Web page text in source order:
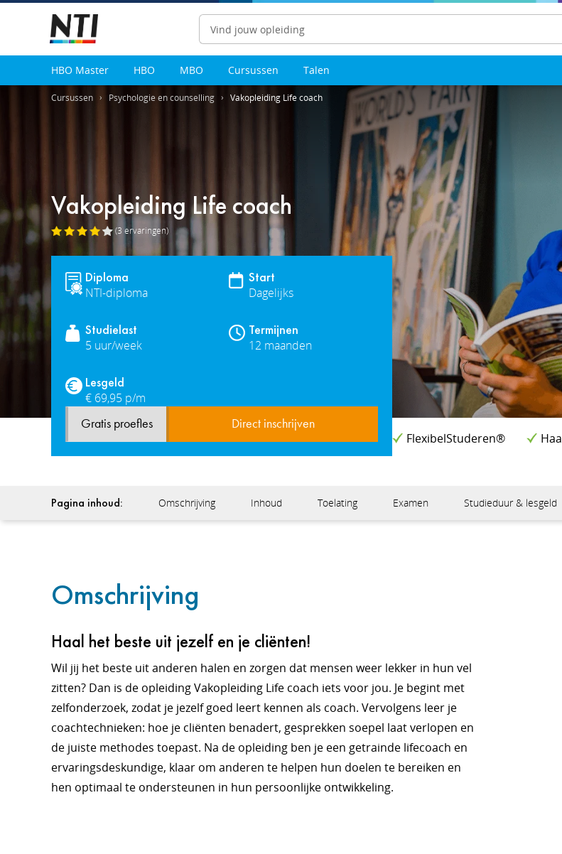
Zoeken
HBO Master HBO MBO Cursussen Talen
Cursussen Psychologie en counselling Vakopleiding Life coach
Vakopleiding Life coach
(3 ervaringen)
Diploma
NTI-diploma
Start
Dagelijks
Studielast
5 uur/week
Termijnen
12 maanden
Lesgeld
€ 69,95 p/m
Gratis proefles Direct inschrijven
FlexibelStuderen®
Pagina inhoud: Omschrijving Inhoud Toelating Examen Studieduur & lesgeld
Omschrijving
Haal het beste uit jezelf en je cliënten!
Wil jij het beste uit anderen halen en zorgen dat mensen weer lekker in hun vel
zitten? Dan is de opleiding Vakopleiding Life coach iets voor jou. Je begint met
zelfonderzoek, zodat je jezelf goed leert kennen als coach. Vervolgens leer je
coachtechnieken: hoe je cliënten benadert, gesprekken soepel laat verlopen en
de juiste methodes toepast. Na de opleiding ben je een getrainde lifecoach en
ervaringsdeskundige, klaar om anderen te helpen hun doelen te bereiken en
hen optimaal te ondersteunen in hun persoonlijke ontwikkeling.